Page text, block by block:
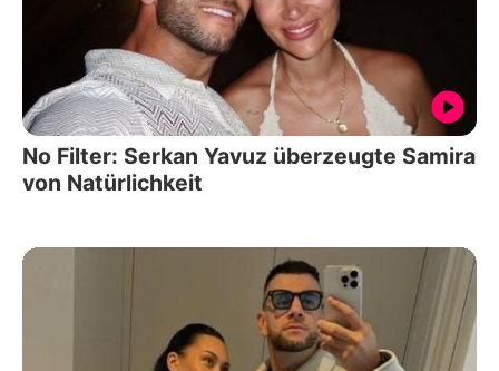
No Filter: Serkan Yavuz überzeugte Samira
von Natürlichkeit